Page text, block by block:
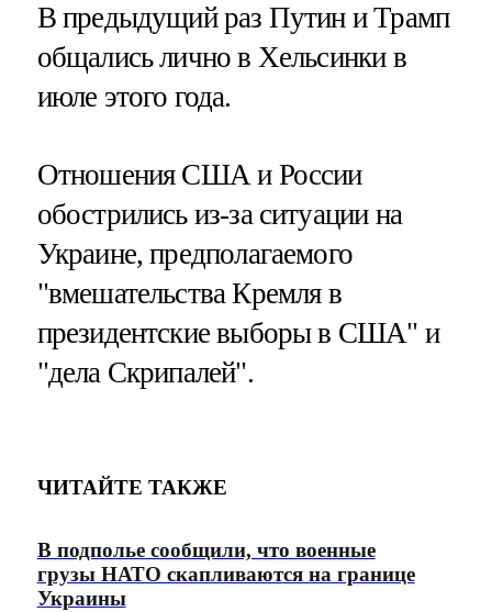
В предыдущий раз Путин и Трамп
общались лично в Хельсинки в
июле этого года.
Отношения США и России
обострились из-за ситуации на
Украине, предполагаемого
"вмешательства Кремля в
президентские выборы в США" и
"дела Скрипалей".
ЧИТАЙТЕ ТАКЖЕ
В подполье сообщили, что военные
грузы НАТО скапливаются на границе
Украины